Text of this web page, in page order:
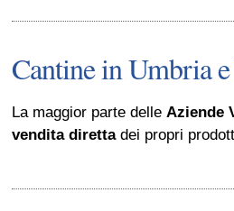
Cantine in Umbria
La maggior parte delle Aziende
vendita direttadei propri